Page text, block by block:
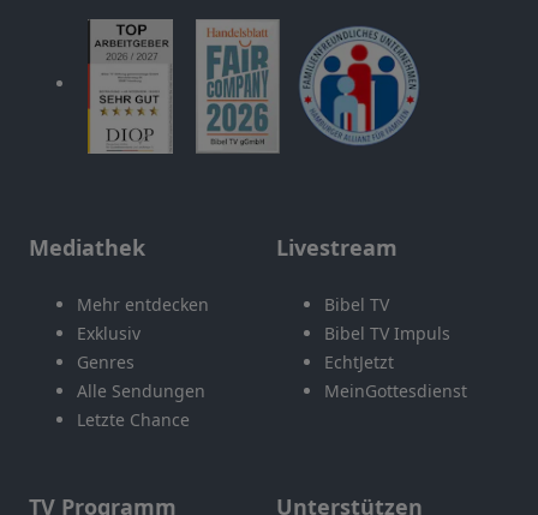
Mediathek
Mehr entdecken
Exklusiv
Genres
Alle Sendungen
Letzte Chance
Livestream
Bibel TV
Bibel TV Impuls
EchtJetzt
MeinGottesdienst
TV Programm Unterstützen